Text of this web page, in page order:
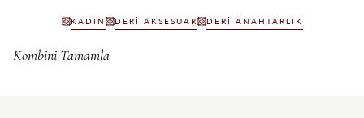
KADIN DERI AKSESUAR DERI ANAHTARLIK